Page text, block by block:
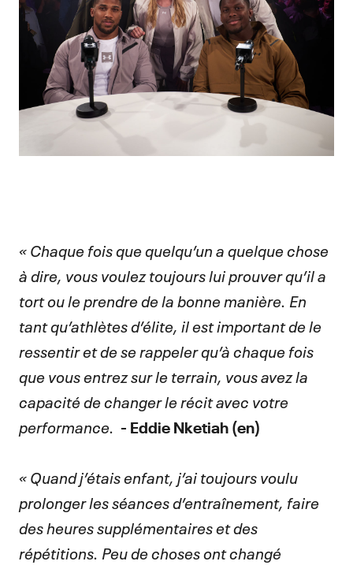
« Chaque fois que quelqu’un a quelque chose
à dire, vous voulez toujours lui prouver qu’il a
tort ou le prendre de la bonne manière. En
tant qu’athlètes d’élite, il est important de le
ressentir et de se rappeler qu’à chaque fois
que vous entrez sur le terrain, vous avez la
capacité de changer le récit avec votre
performance. - Eddie Nketiah (en)
« Quand j’étais enfant, j’ai toujours voulu
prolonger les séances d’entraînement, faire
des heures supplémentaires et des
répétitions. Peu de choses ont changé